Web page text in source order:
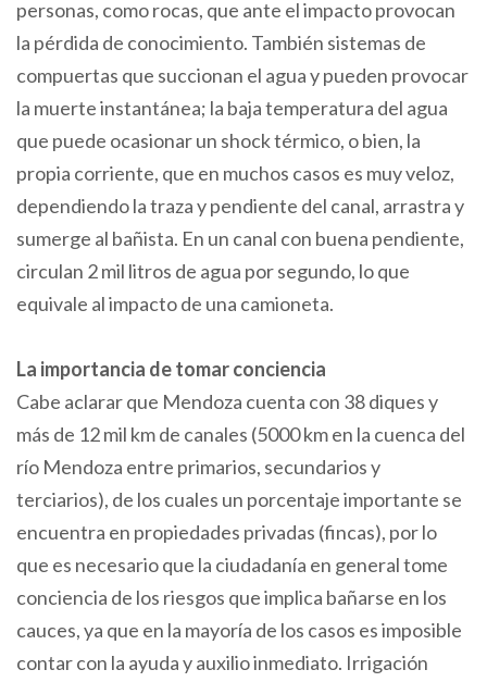
personas, como rocas, que ante el impacto provocan
la pérdida de conocimiento. También sistemas de
compuertas que succionan el agua y pueden provocar
la muerte instantánea; la baja temperatura del agua
que puede ocasionar un shock térmico, o bien, la
propia corriente, que en muchos casos es muy veloz,
dependiendo la traza y pendiente del canal, arrastra y
sumerge al bañista. En un canal con buena pendiente,
circulan 2 mil litros de agua por segundo, lo que
equivale al impacto de una camioneta.
La importancia de tomar conciencia
Cabe aclarar que Mendoza cuenta con 38 diques y
más de 12 mil km de canales (5000 km en la cuenca del
río Mendoza entre primarios, secundarios y
terciarios), de los cuales un porcentaje importante se
encuentra en propiedades privadas (fincas), por lo
que es necesario que la ciudadanía en general tome
conciencia de los riesgos que implica bañarse en los
cauces, ya que en la mayoría de los casos es imposible
contar con la ayuda y auxilio inmediato. Irrigación